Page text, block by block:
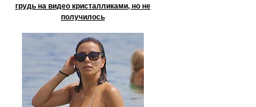
грудь на видео кристалликами, но не
получилось